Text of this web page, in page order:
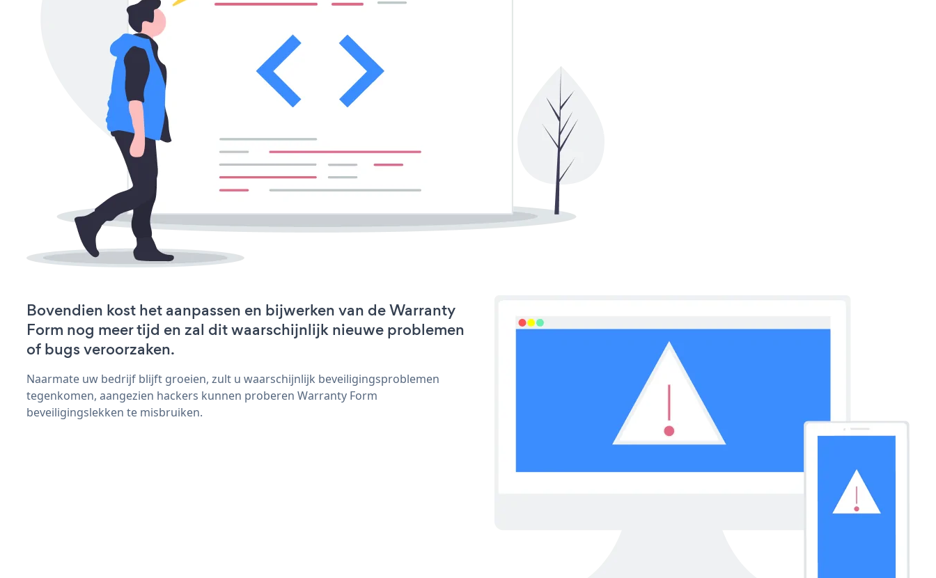
Bovendien kost het aanpassen en bijwerken van de Warranty
Form nog meer tijd en zal dit waarschijnlijk nieuwe problemen
of bugs veroorzaken.
Naarmate uw bedrijf blijft groeien, zult u waarschijnlijk beveiligingsproblemen
tegenkomen, aangezien hackers kunnen proberen Warranty Form
beveiligingslekken te misbruiken.